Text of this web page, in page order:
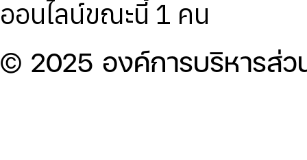
ออนไลน์ขณะนี้ 1 คน
© 2025 องค์การบริหารส่ว